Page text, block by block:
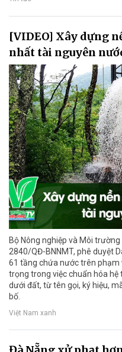
[VIDEO] Xây dựng
nhất tài nguyên
Bộ Nông nghiệp và Môi
2840/QĐ-BNNMT, phê duyệt
61 tầng chứa nước trên phạm
trọng trong việc chuẩn hóa
dưới đất, từ tên gọi, ký hiệu,
bố.
Việt Nam xanh